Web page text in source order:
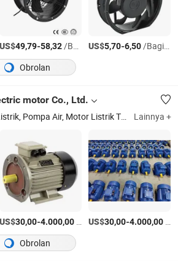
US$49,79-58,32/Bagian US$5,70-6,50/Bagian
Obrolan
motor Co., Ltd.
Fase, Motor Listrik Satu Fase, Motor Induksi AC, Motor Start Kapasitor, Pompa Sentifugal, Pompa Listrik, Pompa Sentifugal Inline, Motor Listrik Lainnya +
US$30,00-4.000,00/Bagian US$30,00-4.000,00
Obrolan